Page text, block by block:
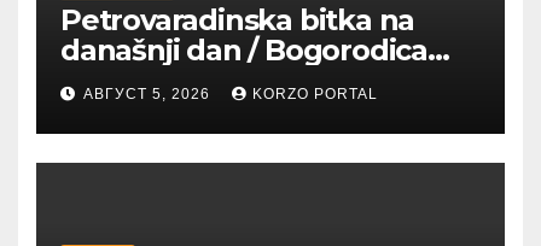
Petrovaradinska bitka na
današnji dan / Bogorodica
pobednica u
petrovaradinskom Podgrađu
АВГУСТ 5, 2026 KORZO PORTAL